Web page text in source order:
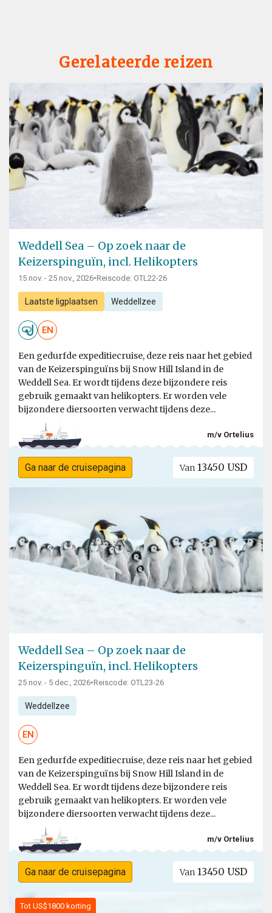
Gerelateerde reizen
Weddell Sea – Op zoek naar de
Keizerspinguïn, incl. Helikopters
15 nov. - 25 nov., 2026•Reiscode: OTL22-26
Laatste ligplaatsen Weddellzee
EN
Een gedurfde expeditiecruise, deze reis naar het gebied
van de Keizerspinguïns bij Snow Hill Island in de
Weddell Sea. Er wordt tijdens deze bijzondere reis
gebruik gemaakt van helikopters. Er worden vele
bijzondere diersoorten verwacht tijdens deze...
m/v Ortelius
Ga naar de cruisepagina Van 13450 USD
Weddell Sea – Op zoek naar de
Keizerspinguïn, incl. Helikopters
25 nov. - 5 dec., 2026•Reiscode: OTL23-26
Weddellzee
EN
Een gedurfde expeditiecruise, deze reis naar het gebied
van de Keizerspinguïns bij Snow Hill Island in de
Weddell Sea. Er wordt tijdens deze bijzondere reis
gebruik gemaakt van helikopters. Er worden vele
bijzondere diersoorten verwacht tijdens deze...
m/v Ortelius
Ga naar de cruisepagina Van 13450 USD
Tot US$1800 korting